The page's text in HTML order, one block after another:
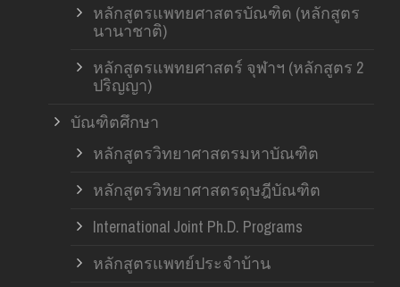
หลักสูตรแพทยศาสตรบัณฑิต (หลักสูตร
นานาชาติ)
หลักสูตรแพทยศาสตร์ จุฬาฯ (หลักสูตร 2
ปริญญา)
บัณฑิตศึกษา
หลักสูตรวิทยาศาสตรมหาบัณฑิต
หลักสูตรวิทยาศาสตรดุษฎีบัณฑิต
International Joint Ph.D. Programs
หลักสูตรแพทย์ประจำบ้าน